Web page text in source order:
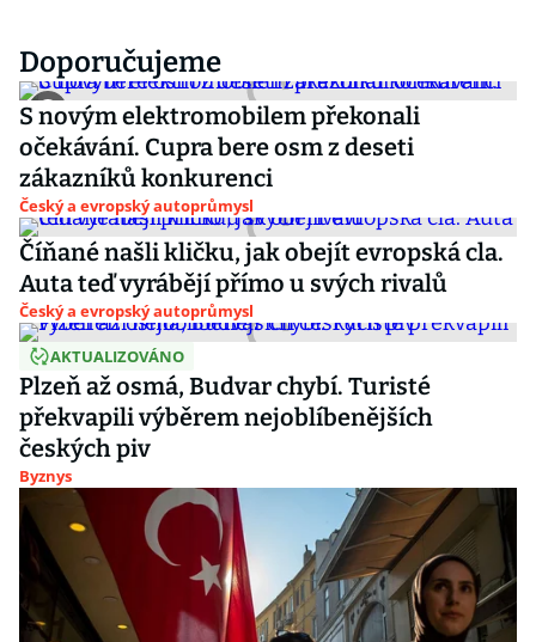
Doporučujeme
S novým elektromobilem překonali
očekávání. Cupra bere osm z deseti
zákazníků konkurenci
Český a evropský autoprůmysl
Číňané našli kličku, jak obejít evropská cla.
Auta teď vyrábějí přímo u svých rivalů
Český a evropský autoprůmysl
AKTUALIZOVÁNO
Plzeň až osmá, Budvar chybí. Turisté
překvapili výběrem nejoblíbenějších
českých piv
Byznys